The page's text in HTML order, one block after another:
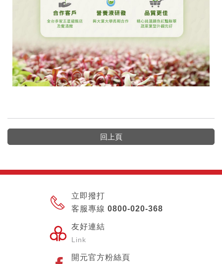
回上頁
立即撥打
客服專線 0800-020-368
友好連結
Link
開元官方粉絲頁